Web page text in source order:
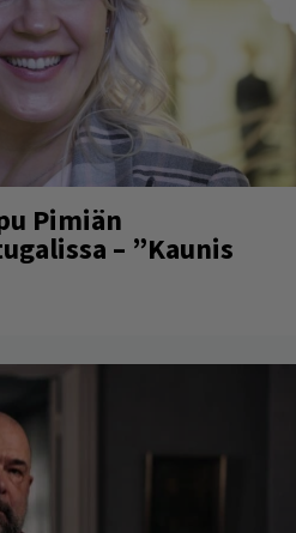
Pimiän
– ”Kaunis